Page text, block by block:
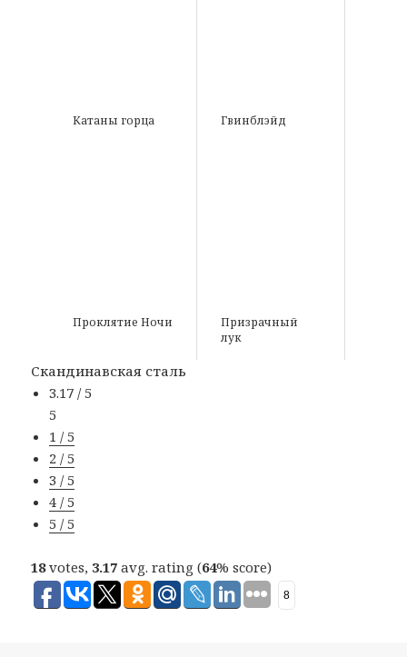
Катаны горца Гвинблэйд
Проклятие Ночи
Призрачный
лук
Скандинавская сталь
3.17 / 5
5
1 / 5
2 / 5
3 / 5
4 / 5
5 / 5
18votes, 3.17 avg. rating (64% score)
8